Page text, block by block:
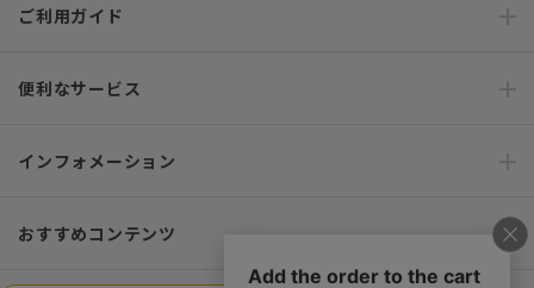
ご利用ガイド
便利なサービス
インフォメーション
おすすめコンテンツ